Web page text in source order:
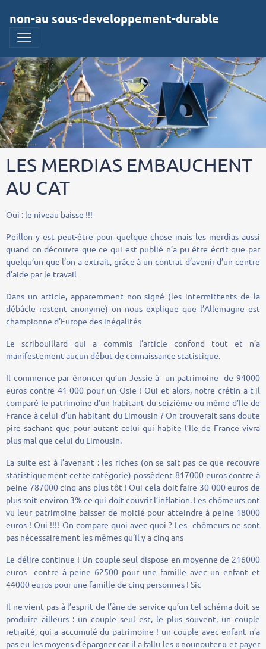
non-au sous-developpement-durable
LES MERDIAS EMBAUCHENT
AU CAT
Oui : le niveau baisse !!!
Peillon y est peut-être pour quelque chose mais les merdias aussi
quand on découvre que ce qui est publié n’a pu être écrit que par
quelqu’un que l’on a extrait, grâce à un contrat d’avenir d’un centre
d’aide par le travail
Dans un article, apparemment non signé (les intermittents de la
débâcle restent anonyme) on nous explique que l’Allemagne est
championne d’Europe des inégalités
Le scribouillard qui a commis l’article confond tout et n’a
manifestement aucun début de connaissance statistique.
Il commence par énoncer qu’un Jessie à un patrimoine de 94000
euros contre 41 000 pour un Osie ! Oui et alors, notre crétin a-t-il
comparé le patrimoine d’un habitant du seizième ou même d’Ile de
France à celui d’un habitant du Limousin ? On trouverait sans-doute
pire sachant que pour autant celui qui habite l’Ile de France vivra
plus mal que celui du Limousin.
La suite est à l’avenant : les riches (on se sait pas ce que recouvre
statistiquement cette catégorie) possèdent 817000 euros contre à
peine 787000 cinq ans plus tôt ! Oui cela doit faire 30 000 euros de
plus soit environ 3% ce qui doit couvrir l’inflation. Les chômeurs ont
vu leur patrimoine baisser de moitié pour atteindre à peine 18000
euros ! Oui !!!! On compare quoi avec quoi ? Les chômeurs ne sont
pas nécessairement les mêmes qu’il y a cinq ans
Le délire continue ! Un couple seul dispose en moyenne de 216000
euros contre à peine 62500 pour une famille avec un enfant et
44000 euros pour une famille de cinq personnes ! Sic
Il ne vient pas à l’esprit de l’âne de service qu’un tel schéma doit se
produire ailleurs : un couple seul est, le plus souvent, un couple
retraité, qui a accumulé du patrimoine ! un couple avec enfant n’a
pas eu les moyens d’épargner car il a fallu les « nounouter » et payer